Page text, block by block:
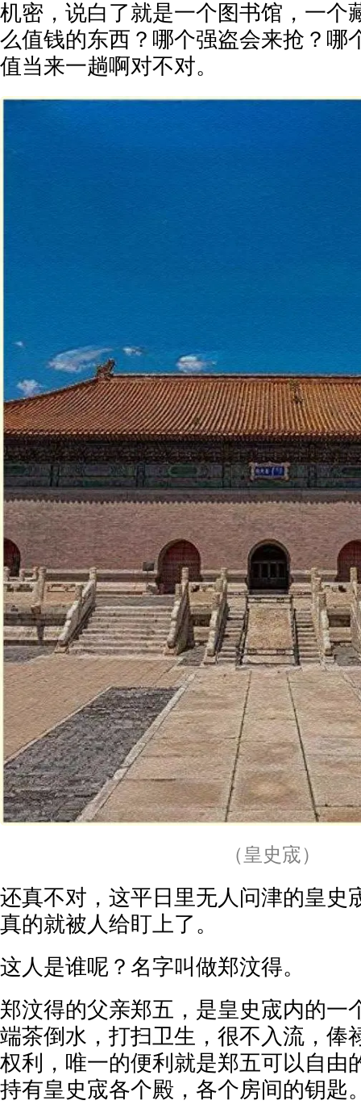
机密，说白了就是一个图书馆，一个
么值钱的东西？哪个强盗会来抢？哪
值当来一趟啊对不对。
（皇史宬）
还真不对，这平日里无人问津的皇史
真的就被人给盯上了。
这人是谁呢？名字叫做郑汶得。
郑汶得的父亲郑五，是皇史宬内的一
端茶倒水，打扫卫生，很不入流，俸
权利，唯一的便利就是郑五可以自由
持有皇史宬各个殿，各个房间的钥匙